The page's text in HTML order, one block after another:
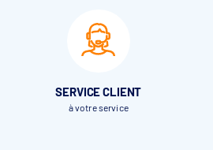
SERVICE CLIENT
à votre service